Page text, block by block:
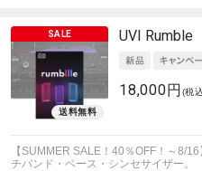
UVI Rumble
18,000円 (税
【SUMMER SALE！40％OFF！～8/
チバンド・ベース・シンセサイザー。